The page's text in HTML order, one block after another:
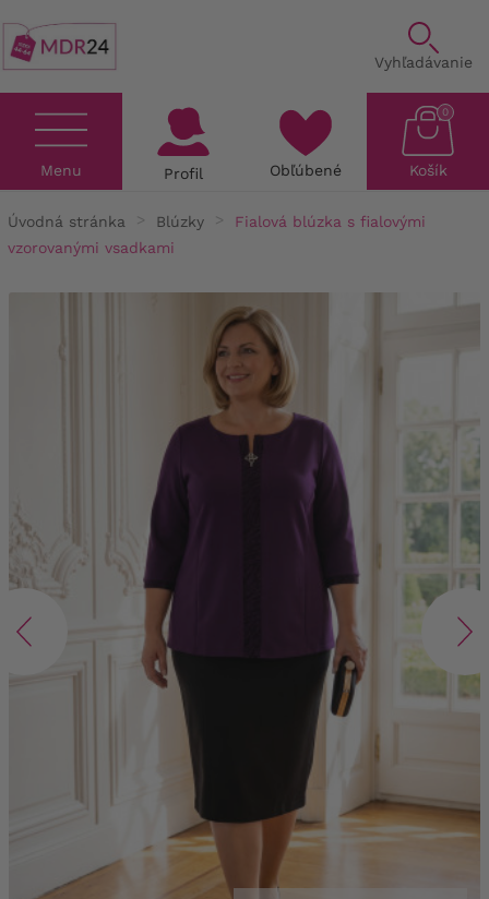
Vyhľadávanie
Menu Profil Obľúbené Košík
0
Úvodná stránka Blúzky
Fialová blúzka s fialovými
vzorovanými vsadkami